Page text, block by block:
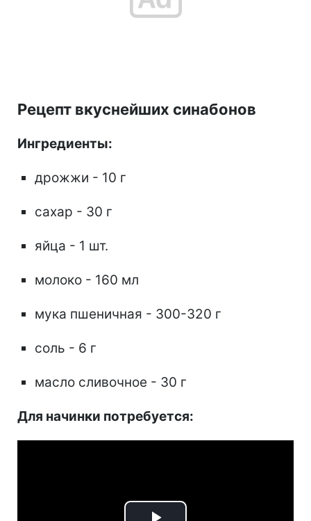
Рецепт вкуснейших синабонов
Ингредиенты:
дрожжи - 10 г
сахар - 30 г
яйца - 1 шт.
молоко - 160 мл
мука пшеничная - 300-320 г
соль - 6 г
масло сливочное - 30 г
Для начинки потребуется: